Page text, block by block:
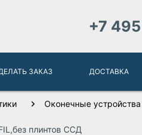
+7
ЗАКАЗ ДОСТАВКА
Оконечные
плинтов ССД